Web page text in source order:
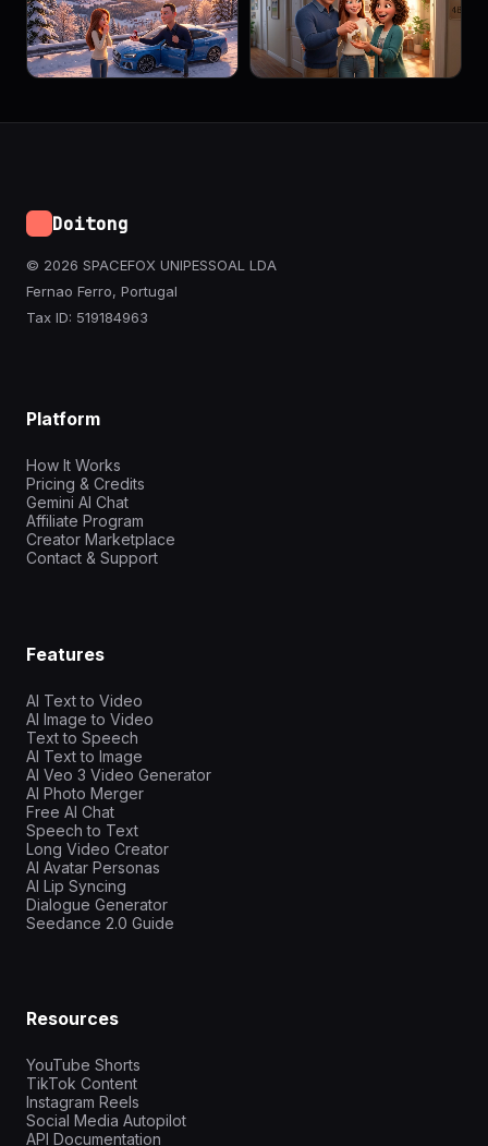
Doitong
© 2026 SPACEFOX UNIPESSOAL LDA
Fernao Ferro, Portugal
Tax ID: 519184963
Platform
How It Works
Pricing & Credits
Gemini AI Chat
Affiliate Program
Creator Marketplace
Contact & Support
Features
AI Text to Video
AI Image to Video
Text to Speech
AI Text to Image
AI Veo 3 Video Generator
AI Photo Merger
Free AI Chat
Speech to Text
Long Video Creator
AI Avatar Personas
AI Lip Syncing
Dialogue Generator
Seedance 2.0 Guide
Resources
YouTube Shorts
TikTok Content
Instagram Reels
Social Media Autopilot
API Documentation